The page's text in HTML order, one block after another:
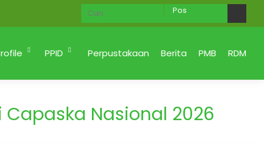
Ahlan Wa Sahlan di Website MAN 2 KOTA
PPID Perpustakaan Berita PMB RDM
Nasional 2026